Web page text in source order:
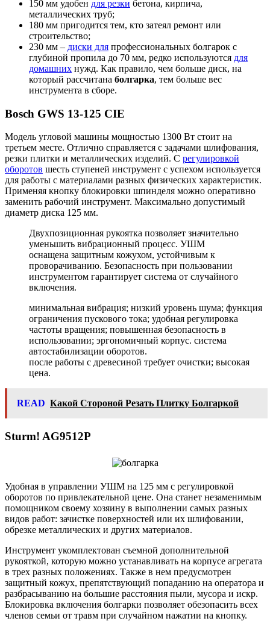
150 мм удобен для резки бетона, кирпича,
металлических труб;
180 мм пригодится тем, кто затеял ремонт или
строительство;
230 мм – диски для профессиональных болгарок с
глубиной пропила до 70 мм, редко используются для
домашних нужд. Как правило, чем больше диск, на
который рассчитана болгарка, тем больше вес
инструмента в сборе.
Bosch GWS 13-125 CIE
Модель угловой машины мощностью 1300 Вт стоит на
третьем месте. Отлично справляется с задачами шлифования,
резки плитки и металлических изделий. С регулировкой
оборотов шесть ступеней инструмент с успехом используется
для работы с материалами разных физических характеристик.
Применяя кнопку блокировки шпинделя можно оперативно
заменить рабочий инструмент. Максимально допустимый
диаметр диска 125 мм.
Двухпозиционная рукоятка позволяет значительно
уменьшить вибрационный процесс. УШМ
оснащена защитным кожухом, устойчивым к
проворачиванию. Безопасность при пользовании
инструментом гарантирует система от случайного
включения.
минимальная вибрация; низкий уровень шума; функция
ограничения пускового тока; удобная регулировка
частоты вращения; повышенная безопасность в
использовании; эргономичный корпус. система
автостабилизации оборотов.
после работы с древесиной требует очистки; высокая
цена.
READ Какой Стороной Резать Плитку Болгаркой
Sturm! AG9512P
Удобная в управлении УШМ на 125 мм с регулировкой
оборотов по привлекательной цене. Она станет незаменимым
помощником своему хозяину в выполнении самых разных
видов работ: зачистке поверхностей или их шлифовании,
обрезке металлических и других материалов.
Инструмент укомплектован съемной дополнительной
рукояткой, которую можно устанавливать на корпусе агрегата
в трех разных положениях. Также в нем предусмотрен
защитный кожух, препятствующий попаданию на оператора и
разбрасыванию на большие расстояния пыли, мусора и искр.
Блокировка включения болгарки позволяет обезопасить всех
членов семьи от травм при случайном нажатии на кнопку.